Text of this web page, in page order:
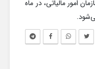
امور مالیاتی، در ماه